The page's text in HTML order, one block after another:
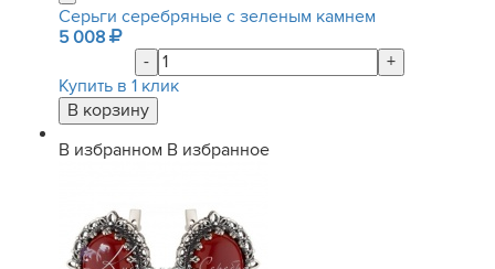
Серьги серебряные с зеленым камнем
5 008
-
+
Купить в 1 клик
В избранном В избранное